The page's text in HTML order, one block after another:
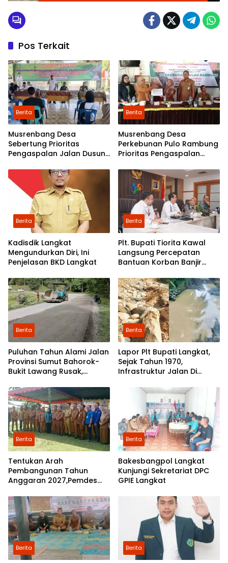
Pos Terkait
Berita
Musrenbang Desa
Sebertung Prioritas
Pengaspalan Jalan Dusun
Berita
Musrenbang Desa
Perkebunan Pulo Rambung
Prioritas Pengaspalan
Dusun Pondok Boyan
Berita
Kadisdik Langkat
Mengundurkan Diri, Ini
Penjelasan BKD Langkat
Berita
Plt. Bupati Tiorita Kawal
Langsung Percepatan
Bantuan Korban Banjir
Berita
Puluhan Tahun Alami Jalan
Provinsi Sumut Bahorok-
Bukit Lawang Rusak,
Perbaikan
Berita
Lapor Plt Bupati Langkat,
Sejak Tahun 1970,
Infrastruktur Jalan Di
Diperhatikan Pemerintah
Kabupaten Langkat
Berita
Tentukan Arah
Pembangunan Tahun
Anggaran 2027,Pemdes
Musrenbang
Berita
Bakesbangpol Langkat
Kunjungi Sekretariat DPC
GPIE Langkat
Berita Berita